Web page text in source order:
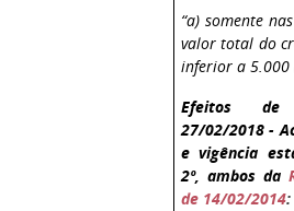
“a) somente
valor total do
inferior a 5.000
Efeitos de
27/02/2018 -
e vigência
2º, ambos da
de 14/02/2014: